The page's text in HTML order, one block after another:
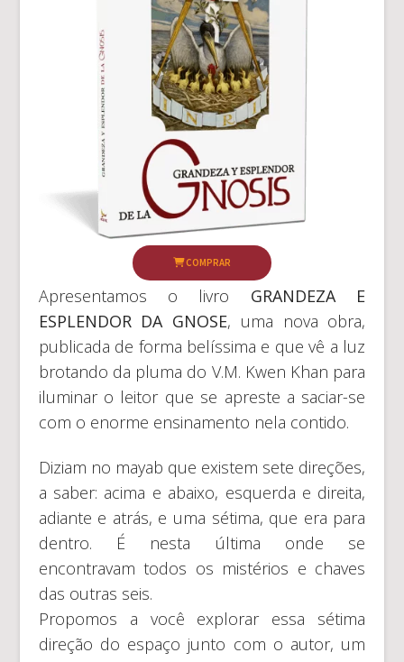
COMPRAR
Apresentamos o livro GRANDEZA E
ESPLENDOR DA GNOSE, uma nova obra,
publicada de forma belíssima e que vê a luz
brotando da pluma do V.M. Kwen Khan para
iluminar o leitor que se apreste a saciar-se
com o enorme ensinamento nela contido.
Diziam no mayab que existem sete direções,
a saber: acima e abaixo, esquerda e direita,
adiante e atrás, e uma sétima, que era para
dentro. É nesta última onde se
encontravam todos os mistérios e chaves
das outras seis.
Propomos a você explorar essa sétima
direção do espaço junto com o autor, um